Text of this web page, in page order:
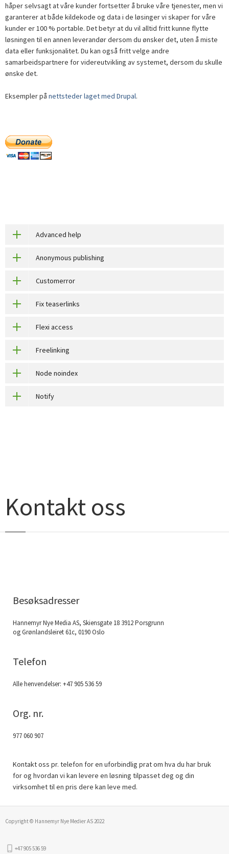
håper selvsagt at våre kunder fortsetter å bruke våre tjenester, men vi
garanterer at både kildekode og data i de løsinger vi skaper for våre
kunder er 100 % portable. Det betyr at du vil alltid fritt kunne flytte
løsningen til en annen leverandør dersom du ønsker det, uten å miste
data eller funksjonalitet. Du kan også fritt velge andre
samarbeidspartnere for videreutvikling av systemet, dersom du skulle
ønske det.
Eksempler på nettsteder laget med Drupal.
Advanced help
Anonymous publishing
Customerror
Fix teaserlinks
Flexi access
Freelinking
Node noindex
Notify
Kontakt oss
Besøksadresser
Hannemyr Nye Media AS, Skiensgate 18 3912 Porsgrunn
og Grønlandsleiret 61c, 0190 Oslo
Telefon
Alle henvendelser: +47 905 536 59
Org. nr.
977 060 907
Kontakt oss pr. telefon for en uforbindlig prat om hva du har bruk
for og hvordan vi kan levere en løsning tilpasset deg og din
virksomhet til en pris dere kan leve med.
Copyright © Hannemyr Nye Medier AS 2022
+47 905 536 59